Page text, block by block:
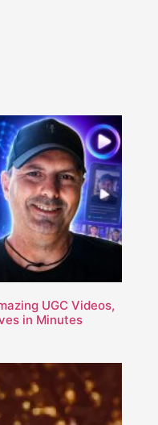
UGC Videos,
in Minutes